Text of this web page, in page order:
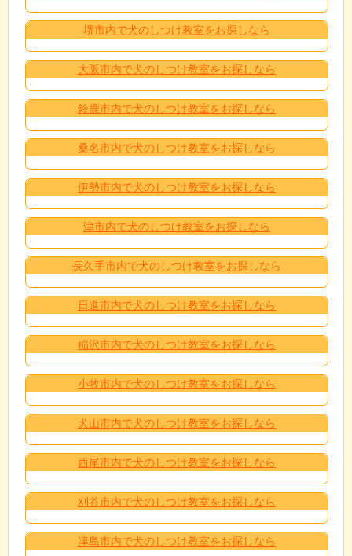
堺市内で犬のしつけ教室をお探しなら
大阪市内で犬のしつけ教室をお探しなら
鈴鹿市内で犬のしつけ教室をお探しなら
桑名市内で犬のしつけ教室をお探しなら
伊勢市内で犬のしつけ教室をお探しなら
津市内で犬のしつけ教室をお探しなら
長久手市内で犬のしつけ教室をお探しなら
日進市内で犬のしつけ教室をお探しなら
稲沢市内で犬のしつけ教室をお探しなら
小牧市内で犬のしつけ教室をお探しなら
犬山市内で犬のしつけ教室をお探しなら
西尾市内で犬のしつけ教室をお探しなら
刈谷市内で犬のしつけ教室をお探しなら
津島市内で犬のしつけ教室をお探しなら